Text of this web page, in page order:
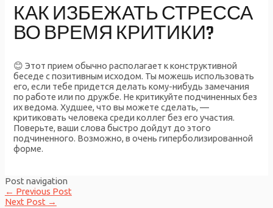
КАК ИЗБЕЖАТЬ СТРЕССА
ВО ВРЕМЯ КРИТИКИ?
😊 Этот прием обычно располагает к конструктивной
беседе с позитивным исходом. Ты можешь использовать
его, если тебе придется делать кому-нибудь замечания
по работе или по дружбе. Не критикуйте подчиненных без
их ведома. Худшее, что вы можете сделать, —
критиковать человека среди коллег без его участия.
Поверьте, ваши слова быстро дойдут до этого
подчиненного. Возможно, в очень гиперболизированной
форме.
Post navigation
← Previous Post
Next Post →